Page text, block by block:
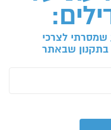
לצרכי
בתקנון שבאתר